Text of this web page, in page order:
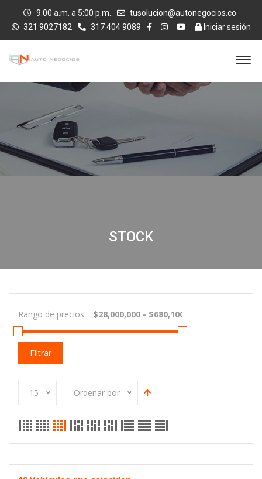
9:00 a.m. a 5:00 p.m.
tusolucion@autonegocios.co
321 9027182
317 404 9089 Iniciar sesión
STOCK
Rango de precios
Filtrar
15 Ordenar por